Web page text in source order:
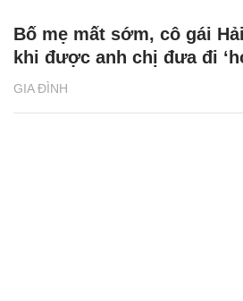
GIA ĐÌNH
Bố mẹ mất sớm, cô gái
khi được anh chị đưa đi